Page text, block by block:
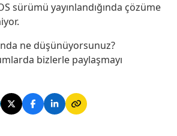
sürümü yayınlandığında çözüme
ne düşünüyorsunuz?
bizlerle paylaşmayı